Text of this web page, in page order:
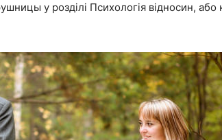
у розділі Психологія відносин, або